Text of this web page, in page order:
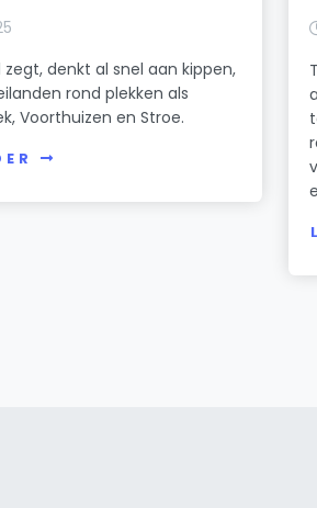
zegt, denkt al snel aan kippen,
rond plekken als
Voorthuizen en Stroe.